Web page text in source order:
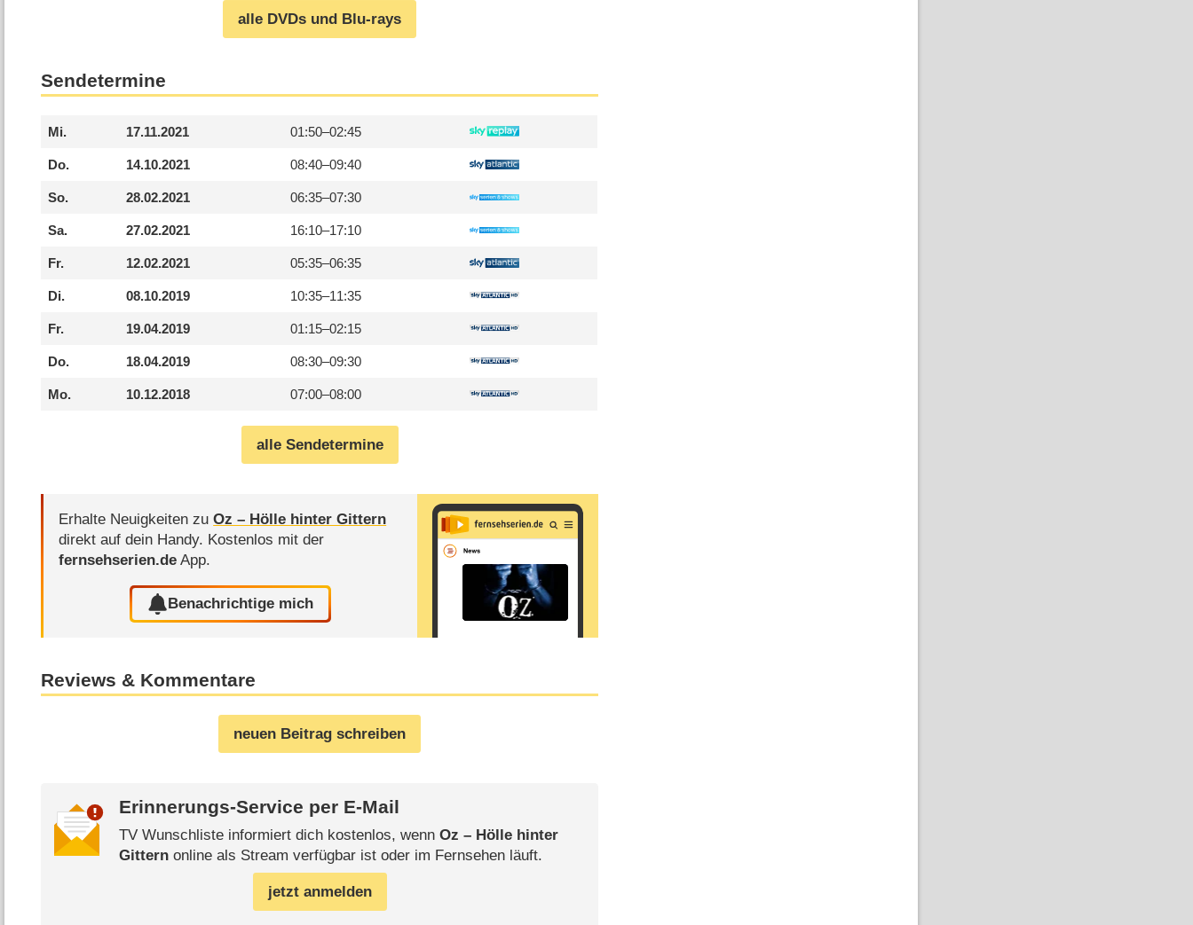
alle DVDs und Blu-rays
Sendetermine
Mi. 17.11.2021 01:50–02:45
Do. 14.10.2021 08:40–09:40
So. 28.02.2021 06:35–07:30
Sa. 27.02.2021 16:10–17:10
Fr. 12.02.2021 05:35–06:35
Di. 08.10.2019 10:35–11:35
Fr. 19.04.2019 01:15–02:15
Do. 18.04.2019 08:30–09:30
Mo. 10.12.2018 07:00–08:00
alle Sendetermine
Erhalte Neuigkeiten zuOz – Hölle hinter Gittern
direkt auf dein Handy. Kostenlos mit der
fernsehserien.de App.
Benachrichtige mich
Reviews & Kommentare
neuen Beitrag schreiben
Erinnerungs-Service per E-Mail
TV Wunschliste informiert dich kostenlos, wenn Oz – Hölle hinter
Gitternonline als Stream verfügbar ist oder im Fernsehen läuft.
jetzt anmelden